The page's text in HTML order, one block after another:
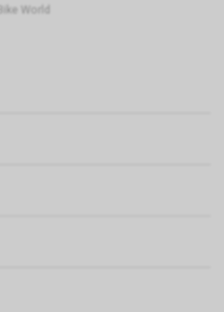
World